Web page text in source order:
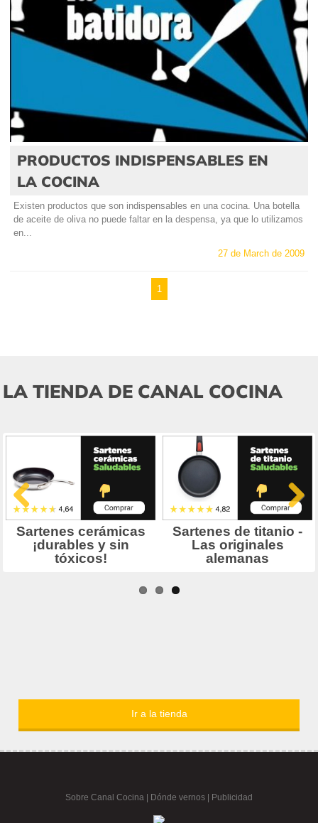
PRODUCTOS INDISPENSABLES EN
LA COCINA
Existen productos que son indispensables en una cocina. Una botella
de aceite de oliva no puede faltar en la despensa, ya que lo utilizamos
en...
27 de March de 2009
1
LA TIENDA DE CANAL COCINA
Ir a la tienda
Sobre Canal Cocina Dónde vernos | Publicidad